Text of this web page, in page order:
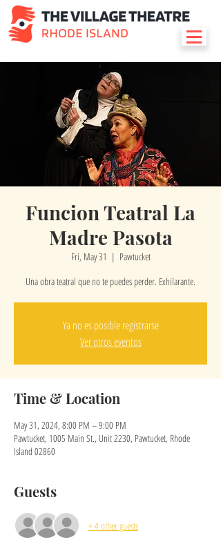
Funcion Teatral La
Madre Pasota
Fri, May 31
  |
Pawtucket
Una obra teatral que no te puedes perder. Exhilarante.
Ya no es posible registrarse
Ver otros eventos
Time & Location
May 31, 2024, 8:00 PM – 9:00 PM
Pawtucket, 1005 Main St., Unit 2230, Pawtucket, Rhode
Island 02860
Guests
+ 4 other guests